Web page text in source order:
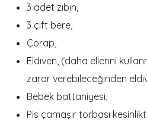
3 adet zıbın,
3 çift bere,
Çorap,
Eldiven, (daha ellerini
zarar verebileceğinden
Bebek battaniyesi,
Pis çamaşır torbası